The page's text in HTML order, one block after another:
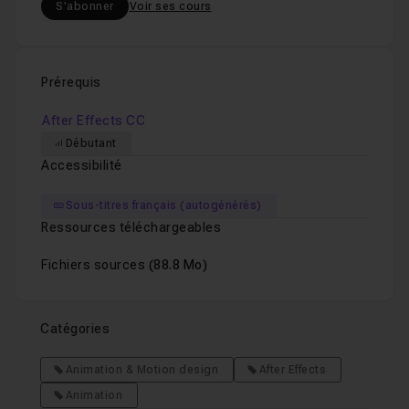
Chapitre 9 : Démonstration intégrale de la méthode
S'abonner Voir ses cours
Prérequis
After Effects CC
Débutant
Accessibilité
Sous-titres français (autogénérés)
Ressources téléchargeables
Fichiers sources (88.8 Mo)
Catégories
Animation & Motion design
After Effects
Animation